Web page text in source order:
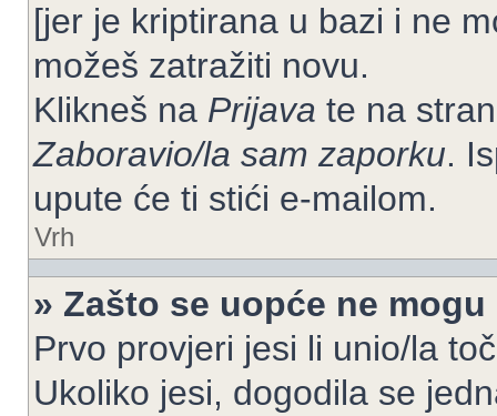
[jer je kriptirana u bazi i ne
možeš zatražiti novu.
Klikneš na Prijava te na
Zaboravio/la sam zaporku.
upute će ti stići e-mailom.
Vrh
» Zašto se uopće ne
Prvo provjeri jesi li unio/la
Ukoliko jesi, dogodila se